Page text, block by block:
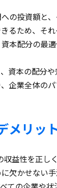
の投資額と
るため、そ
本配分の最適
資本の配分
企業全体の
メリッ
収益性を正し
欠かせない